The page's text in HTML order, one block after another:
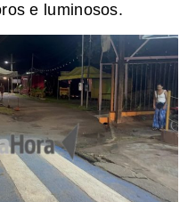
e luminosos.